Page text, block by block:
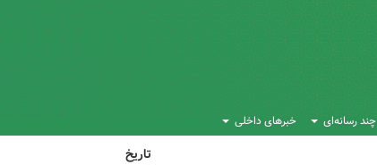
چند رسانه‌ای خبرهای داخلی
تاریخ